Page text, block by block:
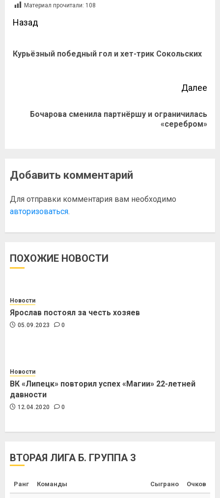
Материал прочитали: 108
Назад
Курьёзный победный гол и хет-трик Сокольских
Далее
Бочарова сменила партнёршу и ограничилась
«серебром»
Добавить комментарий
Для отправки комментария вам необходимо
авторизоваться.
ПОХОЖИЕ НОВОСТИ
Новости
Ярослав постоял за честь хозяев
05.09.2023 0
Новости
ВК «Липецк» повторил успех «Магии» 22-летней
давности
12.04.2020 0
ВТОРАЯ ЛИГА Б. ГРУППА 3
Ранг Команды Сыграно Очков